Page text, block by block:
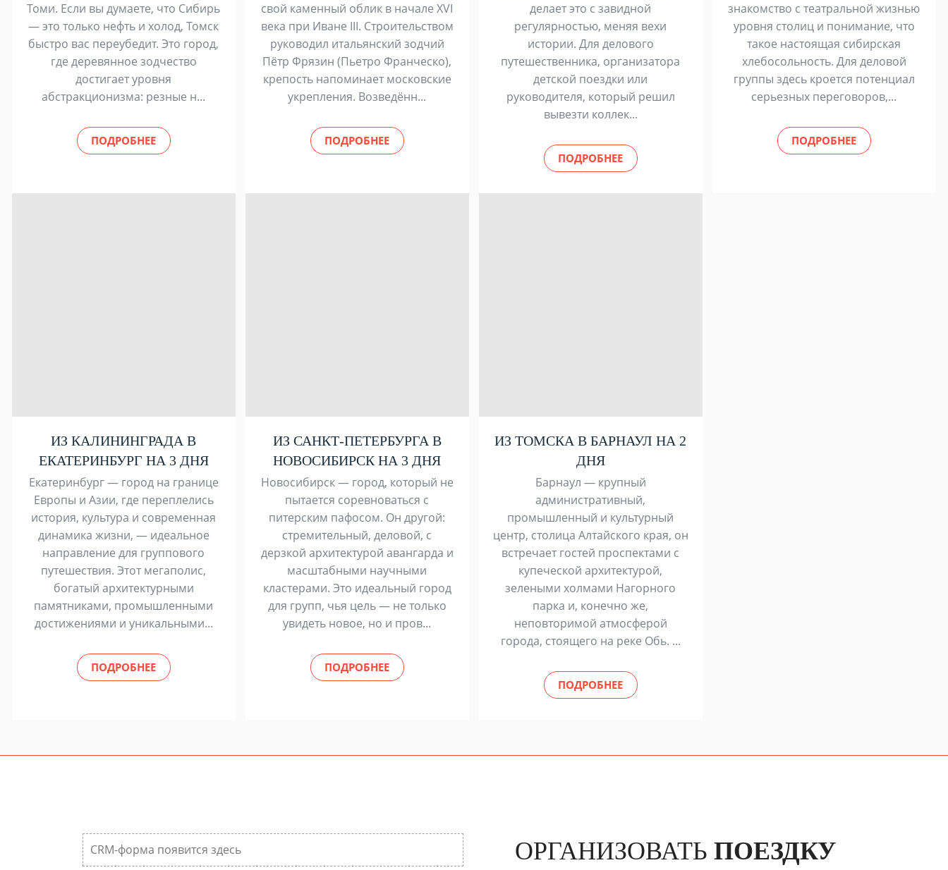
Томи. Если вы думаете, что Сибирь
— это только нефть и холод, Томск
быстро вас переубедит. Это город,
где деревянное зодчество
достигает уровня
абстракционизма: резные н...
ПОДРОБНЕЕ
свой каменный облик в начале XVI
века при Иване III. Строительством
руководил итальянский зодчий
Пётр Фрязин (Пьетро Франческо),
крепость напоминает московские
укрепления. Возведённ...
ПОДРОБНЕЕ
делает это с завидной
регулярностью, меняя вехи
истории. Для делового
путешественника, организатора
детской поездки или
руководителя, который решил
вывезти коллек...
ПОДРОБНЕЕ
знакомство с театральной жизнью
уровня столиц и понимание, что
такое настоящая сибирская
хлебосольность. Для деловой
группы здесь кроется потенциал
серьезных переговоров,...
ПОДРОБНЕЕ
ИЗ КАЛИНИНГРАДА В
ЕКАТЕРИНБУРГ НА 3 ДНЯ
Екатеринбург — город на границе
Европы и Азии, где переплелись
история, культура и современная
динамика жизни, — идеальное
направление для группового
путешествия. Этот мегаполис,
богатый архитектурными
памятниками, промышленными
достижениями и уникальными...
ПОДРОБНЕЕ
ИЗ САНКТ-ПЕТЕРБУРГА В
НОВОСИБИРСК НА 3 ДНЯ
Новосибирск — город, который не
пытается соревноваться с
питерским пафосом. Он другой:
стремительный, деловой, с
дерзкой архитектурой авангарда и
масштабными научными
кластерами. Это идеальный город
для групп, чья цель — не только
увидеть новое, но и пров...
ПОДРОБНЕЕ
ИЗ ТОМСКА В БАРНАУЛ НА 2
ДНЯ
Барнаул — крупный
административный,
промышленный и культурный
центр, столица Алтайского края, он
встречает гостей проспектами с
купеческой архитектурой,
зелеными холмами Нагорного
парка и, конечно же,
неповторимой атмосферой
города, стоящего на реке Обь. ...
ПОДРОБНЕЕ
CRM-форма появится здесь ОРГАНИЗОВАТЬ ПОЕЗДКУ